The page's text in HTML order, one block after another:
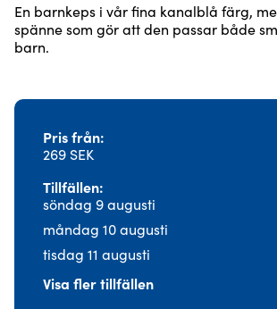
En barnkeps i vår fina kanalblå färg,
spänne som gör att den passar både
barn.
Pris från
269 SEK
Tillfällen
söndag 9 augusti
måndag 10 augusti
tisdag 11 augusti
Visa fler tillfällen